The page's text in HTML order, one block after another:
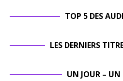
TOP 5 DES
LES DERNIERS
UN JOUR – UN